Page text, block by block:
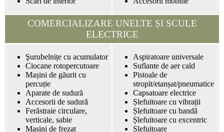
COMERCIALIZARE UNELTE ȘI SCULE
ELECTRICE
Şurubelnițe cu acumulator
Ciocane rotopercutoare
Mașini de găurit cu
percuție
Aparate de sudură
Accesorii de sudură
Ferăstraie circulare,
verticale, sabie
Mașini de frezat
Aspiratoare universale
Suflante de aer cald
Pistoale de
stropit/etanșat/pneumatice
Capsatoare electrice
Șlefuitoare cu vibrații
Șlefuitoare cu bandă
Șlefuitoare cu excentric
Șlefuitoare